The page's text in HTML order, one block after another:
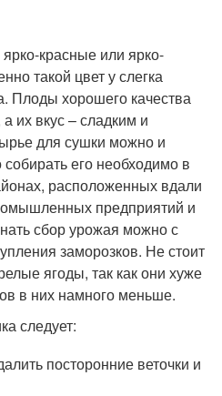
красные или ярко-
такой цвет у слегка
Плоды хорошего качества
их вкус – сладким и
для сушки можно и
его необходимо в
расположенных вдали
предприятий и
сбор урожая можно с
заморозков. Не стоит
ягоды, так как они хуже
в них намного меньше.
следует:
посторонние веточки и